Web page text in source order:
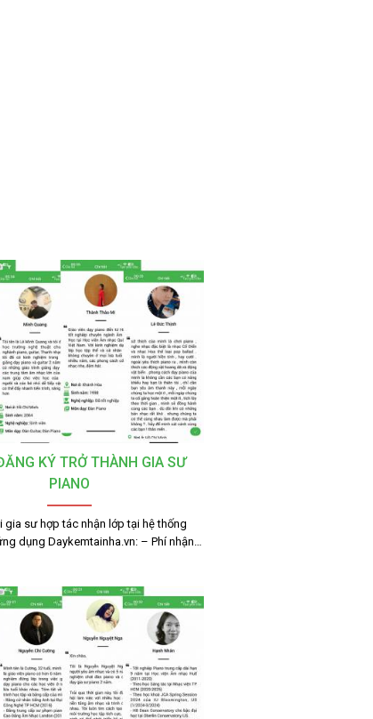
KÝ TRỞ THÀNH GIA SƯ
PIANO
gia sư hợp tác nhận lớp tại hệ thống
dụng Daykemtainha.vn: – Phí nhận…